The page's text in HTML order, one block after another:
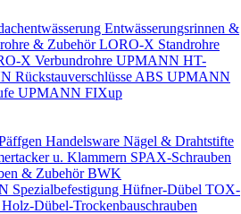
Entwässerungsrinnen &
& ZubehörLORO-X Standrohre
X Verbundrohre UPMANN HT-
Rückstauverschlüsse ABS UPMANN
UPMANN FIXup
Handelsware Nägel & Drahtstifte
u. Klammern SPAX-Schrauben
& ZubehörBWK
Spezialbefestigung Hüfner-Dübel TOX-
Dübel-Trockenbauschrauben